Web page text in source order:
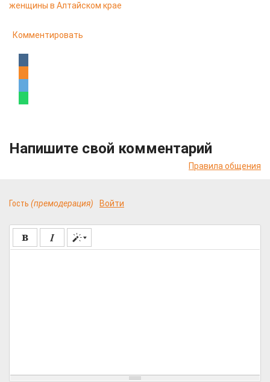
женщины в Алтайском крае
Комментировать
Напишите свой комментарий
Правила общения
Гость (премодерация) Войти